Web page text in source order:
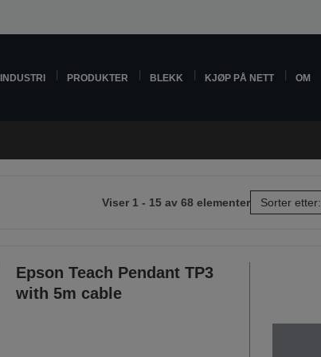
INDUSTRI PRODUKTER BLEKK KJØP PÅ NETT OM
Viser 1 - 15 av 68 elementer Sorter etter:
Epson Teach Pendant TP3
with 5m cable